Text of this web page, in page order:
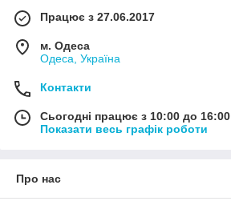
Працює з 27.06.2017
м. Одеса
Одеса, Україна
Контакти
Сьогодні працює з 10:00 до 16:00
Показати весь графік роботи
Про нас